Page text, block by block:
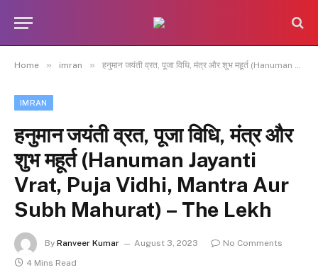
Home » imran » हनुमान जयंती व्रत, पूजा विधि, मंत्र और शुभ महूर्त (Hanuman Jayanti Vrat, Puja Vidhi, Mantra Aur Subh Mahurat) – The Lekh
IMRAN
हनुमान जयंती व्रत, पूजा विधि, मंत्र और
शुभ महूर्त (Hanuman Jayanti
Vrat, Puja Vidhi, Mantra Aur
Subh Mahurat) – The Lekh
By Ranveer Kumar August 3, 2023
No Comments
4 Mins Read